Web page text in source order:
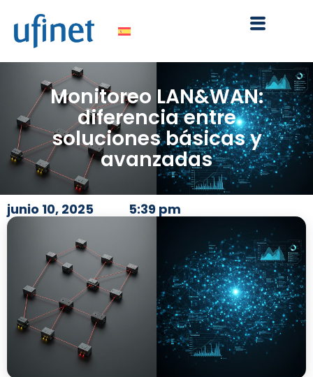
contenido
Monitoreo LAN&WAN:
diferencia entre
soluciones básicas y
avanzadas
junio 10, 2025 5:39 pm